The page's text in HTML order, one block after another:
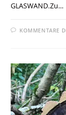
GLASWAND.Zu…
KOMMENTARE